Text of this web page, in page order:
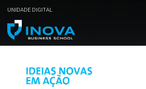
UNIDADE DIGITAL